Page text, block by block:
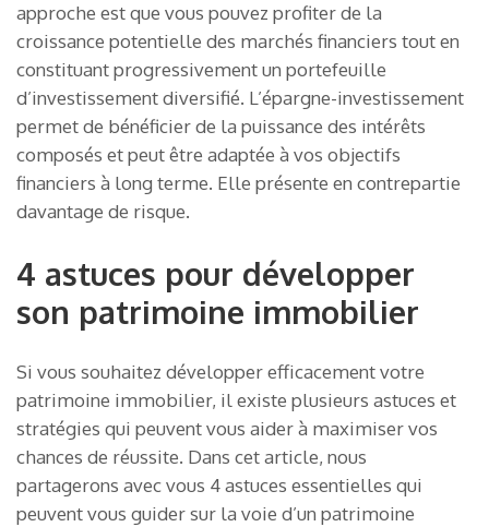
approche est que vous pouvez profiter de la
croissance potentielle des marchés financiers tout en
constituant progressivement un portefeuille
d’investissement diversifié. L’épargne-investissement
permet de bénéficier de la puissance des intérêts
composés et peut être adaptée à vos objectifs
financiers à long terme. Elle présente en contrepartie
davantage de risque.
4 astuces pour développer
son patrimoine immobilier
Si vous souhaitez développer efficacement votre
patrimoine immobilier, il existe plusieurs astuces et
stratégies qui peuvent vous aider à maximiser vos
chances de réussite. Dans cet article, nous
partagerons avec vous 4 astuces essentielles qui
peuvent vous guider sur la voie d’un patrimoine